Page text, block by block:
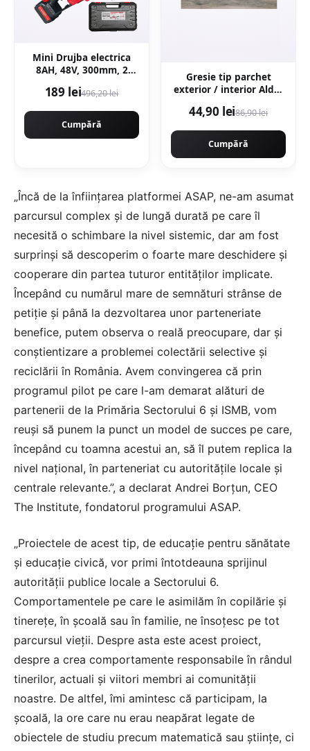
Mini Drujba electrica
8AH, 48V, 300mm, 2
ungere automata,
CMP1756
189 lei496,20 lei
Cumpără
Gresie tip parchet
exterior / interior Alder
portelanata
44,90 lei86,90 lei
Cumpără
„Încă de la înfiinţarea platformei ASAP, ne-am asumat
parcursul complex şi de lungă durată pe care îl
necesită o schimbare la nivel sistemic, dar am fost
surprinşi să descoperim o foarte mare deschidere şi
cooperare din partea tuturor entităţilor implicate.
Începând cu numărul mare de semnături strânse de
petiţie şi până la dezvoltarea unor parteneriate
benefice, putem observa o reală preocupare, dar şi
conştientizare a problemei colectării selective şi
reciclării în România. Avem convingerea că prin
programul pilot pe care l-am demarat alături de
partenerii de la Primăria Sectorului 6 şi ISMB, vom
reuşi să punem la punct un model de succes pe care,
începând cu toamna acestui an, să îl putem replica la
nivel naţional, în parteneriat cu autorităţile locale şi
centrale relevante.”, a declarat Andrei Borţun, CEO
The Institute, fondatorul programului ASAP.
„Proiectele de acest tip, de educaţie pentru sănătate
şi educaţie civică, vor primi întotdeauna sprijinul
autorităţii publice locale a Sectorului 6.
Comportamentele pe care le asimilăm în copilărie şi
tinereţe, în şcoală sau în familie, ne însoţesc pe tot
parcursul vieţii. Despre asta este acest proiect,
despre a crea comportamente responsabile în rândul
tinerilor, actuali şi viitori membri ai comunităţii
noastre. De altfel, îmi amintesc că participam, la
şcoală, la ore care nu erau neapărat legate de
obiectele de studiu precum matematică sau ştiinţe, ci